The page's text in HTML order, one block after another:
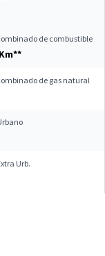
de combustible
de gas natural
Urb.